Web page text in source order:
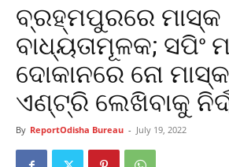
ବ୍ରହ୍ମପୁରରେ ମାସ୍କ
ବାଧ୍ୟତାମୂଳକ; ସପିଂ
ଦୋକାନରେ ନୋ
ଏଣ୍ଟ୍ରି ଲେଖିବାକୁ
By ReportOdisha Bureau - July 19, 2022